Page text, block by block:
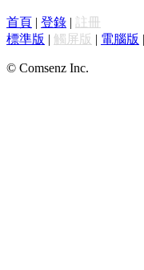
首頁 | 登錄 | 註冊
標準版 | 觸屏版 | 電腦版 |
© Comsenz Inc.